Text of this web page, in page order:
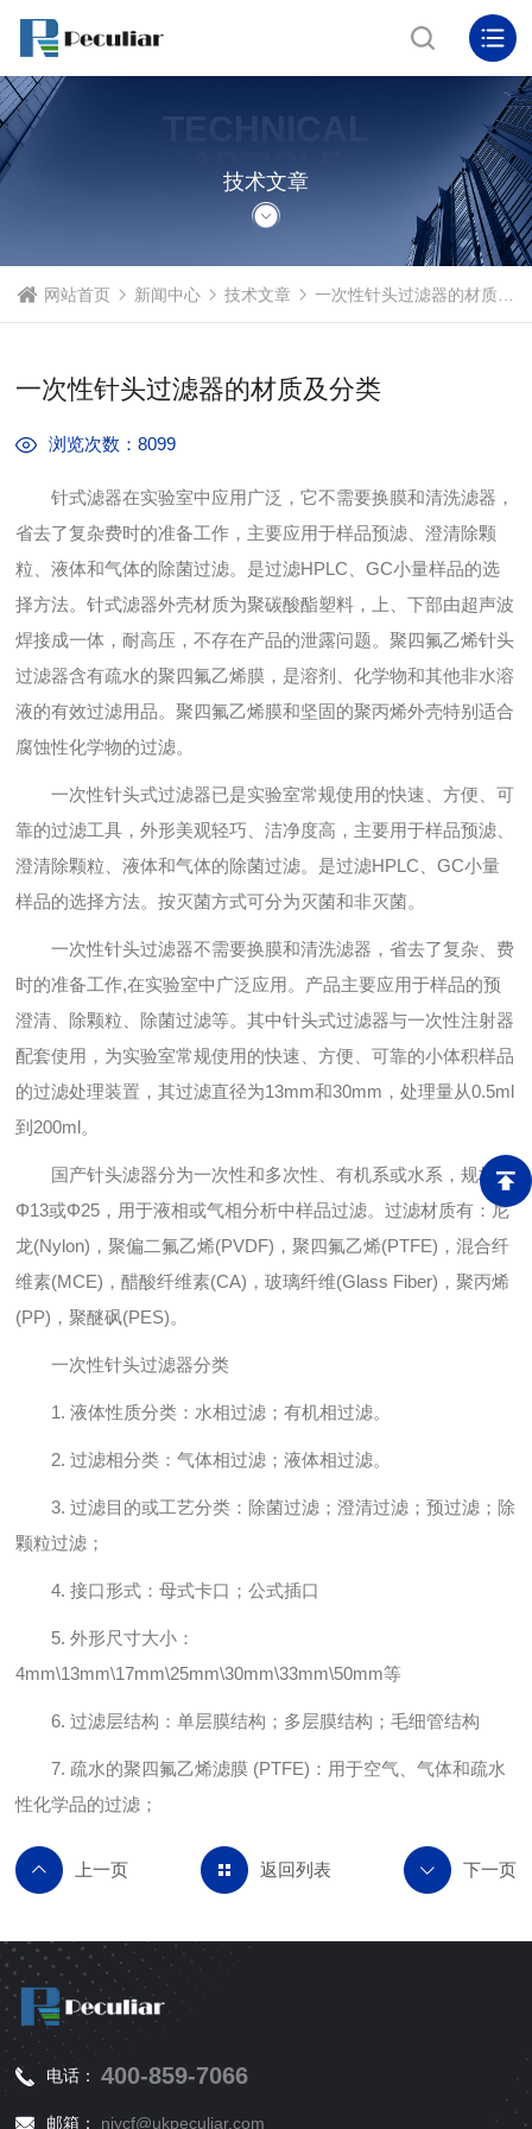
ARTICLE
技术文章
网站首页 新闻中心 技术文章 一次性针头过滤器的材质及分类
一次性针头过滤器的材质及分类
浏览次数：8099
针式滤器在实验室中应用广泛，它不需要换膜和清洗滤器，
省去了复杂费时的准备工作，主要应用于样品预滤、澄清除颗
粒、液体和气体的除菌过滤。是过滤HPLC、GC小量样品的选
择方法。针式滤器外壳材质为聚碳酸酯塑料，上、下部由超声波
焊接成一体，耐高压，不存在产品的泄露问题。聚四氟乙烯针头
过滤器含有疏水的聚四氟乙烯膜，是溶剂、化学物和其他非水溶
液的有效过滤用品。聚四氟乙烯膜和坚固的聚丙烯外壳特别适合
腐蚀性化学物的过滤。
一次性针头式过滤器已是实验室常规使用的快速、方便、可
靠的过滤工具，外形美观轻巧、洁净度高，主要用于样品预滤、
澄清除颗粒、液体和气体的除菌过滤。是过滤HPLC、GC小量
样品的选择方法。按灭菌方式可分为灭菌和非灭菌。
一次性针头过滤器不需要换膜和清洗滤器，省去了复杂、费
时的准备工作,在实验室中广泛应用。产品主要应用于样品的预
澄清、除颗粒、除菌过滤等。其中针头式过滤器与一次性注射器
配套使用，为实验室常规使用的快速、方便、可靠的小体积样品
的过滤处理装置，其过滤直径为13mm和30mm，处理量从0.5ml
到200ml。
国产针头滤器分为一次性和多次性、有机系或水系，规格有
Φ13或Φ25，用于液相或气相分析中样品过滤。过滤材质有：尼
龙(Nylon)，聚偏二氟乙烯(PVDF)，聚四氟乙烯(PTFE)，混合纤
维素(MCE)，醋酸纤维素(CA)，玻璃纤维(Glass Fiber)，聚丙烯
(PP)，聚醚砜(PES)。
一次性针头过滤器分类
1. 液体性质分类：水相过滤；有机相过滤。
2. 过滤相分类：气体相过滤；液体相过滤。
3. 过滤目的或工艺分类：除菌过滤；澄清过滤；预过滤；除
颗粒过滤；
4. 接口形式：母式卡口；公式插口
5. 外形尺寸大小：
4mm\13mm\17mm\25mm\30mm\33mm\50mm等
6. 过滤层结构：单层膜结构；多层膜结构；毛细管结构
7. 疏水的聚四氟乙烯滤膜 (PTFE)：用于空气、气体和疏水
性化学品的过滤；
返回列表
电话： 400-859-7066
邮箱： njycf@ukpeculiar.com